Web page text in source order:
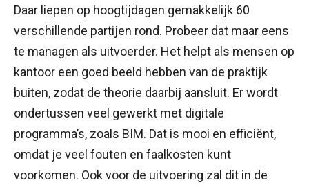
Daar liepen op hoogtijdagen gemakkelijk 60
verschillende partijen rond. Probeer dat maar eens
te managen als uitvoerder. Het helpt als mensen op
kantoor een goed beeld hebben van de praktijk
buiten, zodat de theorie daarbij aansluit. Er wordt
ondertussen veel gewerkt met digitale
programma’s, zoals BIM. Dat is mooi en efficiënt,
omdat je veel fouten en faalkosten kunt
voorkomen. Ook voor de uitvoering zal dit in de